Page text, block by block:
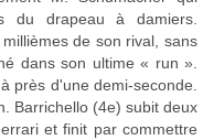
du drapeau à damiers.
de son rival, sans
dans son ultime « run ».
près d'une demi-seconde.
Barrichello (4e) subit deux
et finit par commettre